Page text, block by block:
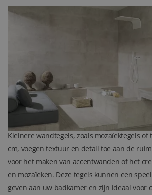
Formaten van badkamer
eigen voordelen en esthetiek. Grote
of 30x60 cm, zorgen voor een modern en
minder voegen oogt de ruimte rustiger en
ideaal voor grotere badkamers waar u een
design wilt creëren.
Kleinere wandtegels, zoals mozaïektegels of
cm, voegen textuur en detail toe aan de
voor het maken van accentwanden of het
en mozaïeken. Deze tegels kunnen een
geven aan uw badkamer en zijn ideaal voor